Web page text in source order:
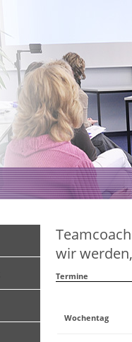
wir
Termine
Wochentag